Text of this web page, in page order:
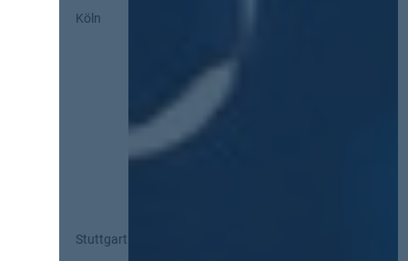
Köln
Stuttgart